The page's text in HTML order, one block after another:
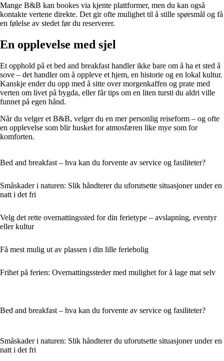
Mange B&B kan bookes via kjente plattformer, men du kan også
kontakte vertene direkte. Det gir ofte mulighet til å stille spørsmål og få
en følelse av stedet før du reserverer.
En opplevelse med sjel
Et opphold på et bed and breakfast handler ikke bare om å ha et sted å
sove – det handler om å oppleve et hjem, en historie og en lokal kultur.
Kanskje ender du opp med å sitte over morgenkaffen og prate med
verten om livet på bygda, eller får tips om en liten tursti du aldri ville
funnet på egen hånd.
Når du velger et B&B, velger du en mer personlig reiseform – og ofte
en opplevelse som blir husket for atmosfæren like mye som for
komforten.
Bed and breakfast – hva kan du forvente av service og fasiliteter?
Småskader i naturen: Slik håndterer du uforutsette situasjoner under en
natt i det fri
Velg det rette overnattingssted for din ferietype – avslapning, eventyr
eller kultur
Få mest mulig ut av plassen i din lille feriebolig
Frihet på ferien: Overnattingssteder med mulighet for å lage mat selv
Bed and breakfast – hva kan du forvente av service og fasiliteter?
Småskader i naturen: Slik håndterer du uforutsette situasjoner under en
natt i det fri